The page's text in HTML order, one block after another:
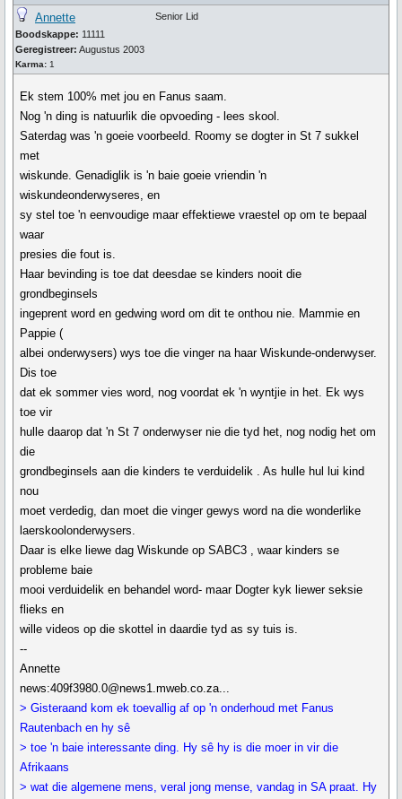
Annette
Boodskappe: 11111
Geregistreer: Augustus 2003
Karma: 1
Senior Lid
Ek stem 100% met jou en Fanus saam.
Nog 'n ding is natuurlik die opvoeding - lees skool.
Saterdag was 'n goeie voorbeeld. Roomy se dogter in St 7 sukkel
met
wiskunde. Genadiglik is 'n baie goeie vriendin 'n
wiskundeonderwyseres, en
sy stel toe 'n eenvoudige maar effektiewe vraestel op om te bepaal
waar
presies die fout is.
Haar bevinding is toe dat deesdae se kinders nooit die
grondbeginsels
ingeprent word en gedwing word om dit te onthou nie. Mammie en
Pappie (
albei onderwysers) wys toe die vinger na haar Wiskunde-onderwyser.
Dis toe
dat ek sommer vies word, nog voordat ek 'n wyntjie in het. Ek wys
toe vir
hulle daarop dat 'n St 7 onderwyser nie die tyd het, nog nodig het om
die
grondbeginsels aan die kinders te verduidelik . As hulle hul lui kind
nou
moet verdedig, dan moet die vinger gewys word na die wonderlike
laerskoolonderwysers.
Daar is elke liewe dag Wiskunde op SABC3 , waar kinders se
probleme baie
mooi verduidelik en behandel word- maar Dogter kyk liewer seksie
flieks en
wille videos op die skottel in daardie tyd as sy tuis is.
--
Annette
news:409f3980.0@news1.mweb.co.za...
> Gisteraand kom ek toevallig af op 'n onderhoud met Fanus
Rautenbach en hy sê
> toe 'n baie interessante ding. Hy sê hy is die moer in vir die
Afrikaans
> wat die algemene mens, veral jong mense, vandag in SA praat. Hy